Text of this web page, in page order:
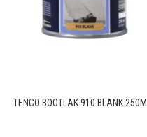
TENCO BOOTLAK 910 BLANK 250ML